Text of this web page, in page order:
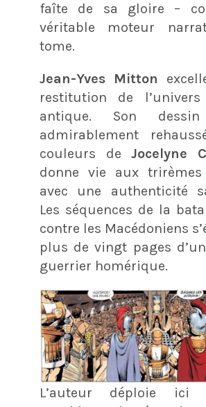
faîte de sa gloire –
véritable moteur
tome.
Jean-Yves Mitton
restitution de
antique. Son dessin
admirablement
couleurs deJocelyne
donne vie aux trirèmes
avec une authenticité
Les séquences de la
contre les Macédoniens
plus de vingt pages
guerrier homérique.
L’auteur déploie ici